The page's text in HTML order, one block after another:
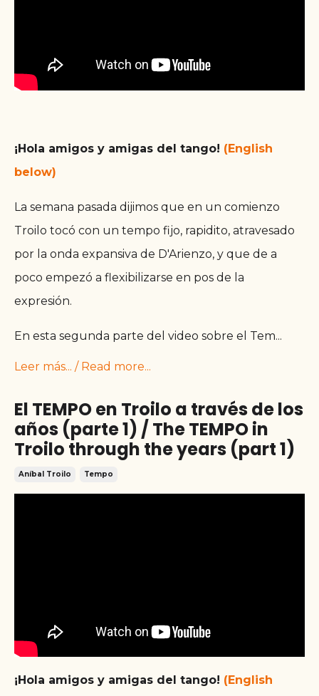
¡Hola amigos y amigas del tango! (English
below)
La semana pasada dijimos que en un comienzo
Troilo tocó con un tempo fijo, rapidito, atravesado
por la onda expansiva de D'Arienzo, y que de a
poco empezó a flexibilizarse en pos de la
expresión.
En esta segunda parte del video sobre el Tem...
Leer más... / Read more...
El TEMPO en Troilo a través de los
años (parte 1) / The TEMPO in
Troilo through the years (part 1)
Aníbal Troilo Tempo
¡Hola amigos y amigas del tango! (English